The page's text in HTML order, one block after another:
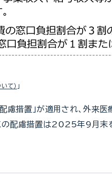
て） 」
措置」が適用され、外来医
配慮措置は2025年9月末を